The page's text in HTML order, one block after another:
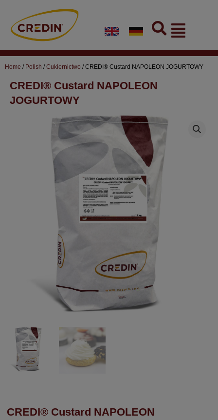
content
Flyout
Menu
Home / Polish /Cukiernictwo / CREDI® Custard NAPOLEON JOGURTOWY
CREDI® Custard NAPOLEON
JOGURTOWY
CREDI® Custard NAPOLEON